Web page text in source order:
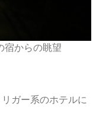
宿からの眺望
ガー系のホテルに